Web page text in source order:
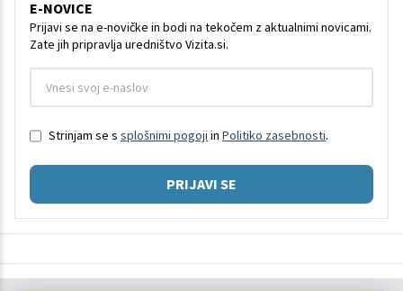
E-NOVICE
Prijavi se na e-novičke in bodi na tekočem z aktualnimi novicami.
Zate jih pripravlja uredništvo Vizita.si.
Strinjam se s splošnimi pogoji in Politiko zasebnosti.
PRIJAVI SE